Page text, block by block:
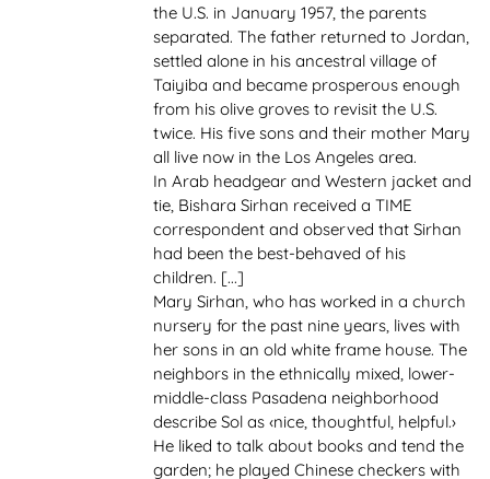
the U.S. in January 1957, the parents
separated. The father returned to Jordan,
settled alone in his ancestral village of
Taiyiba and became prosperous enough
from his olive groves to revisit the U.S.
twice. His five sons and their mother Mary
all live now in the Los Angeles area.
In Arab headgear and Western jacket and
tie, Bishara Sirhan received a TIME
correspondent and observed that Sirhan
had been the best-behaved of his
children. [...]
Mary Sirhan, who has worked in a church
nursery for the past nine years, lives with
her sons in an old white frame house. The
neighbors in the ethnically mixed, lower-
middle-class Pasadena neighborhood
describe Sol as ‹nice, thoughtful, helpful.›
He liked to talk about books and tend the
garden; he played Chinese checkers with